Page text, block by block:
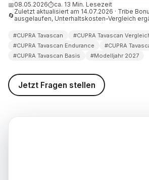
📅08.05.2026⏱ca. 13 Min. Lesezeit
🔄
Zuletzt aktualisiert am 14.07.2026 · Tribe
ausgelaufen, Unterhaltskosten-Vergleich
#CUPRA Tavascan
#CUPRA Tavascan
#CUPRA Tavascan Endurance
#CUPRA
#CUPRA Tavascan Basis
#Modelljahr 2027
Jetzt Fragen stellen
(Stand: 14.07.2026)